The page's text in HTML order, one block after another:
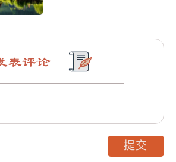
表评论
提交